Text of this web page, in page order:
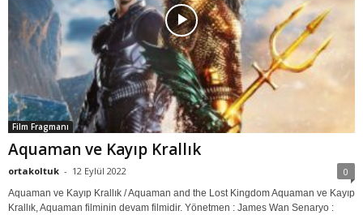
Film Fragmanı
Aquaman ve Kayıp Krallık
ortakoltuk - 12 Eylül 2022 0
Aquaman ve Kayıp Krallık / Aquaman and the Lost Kingdom Aquaman ve Kayıp
Krallık, Aquaman filminin devam filmidir. Yönetmen : James Wan Senaryo :